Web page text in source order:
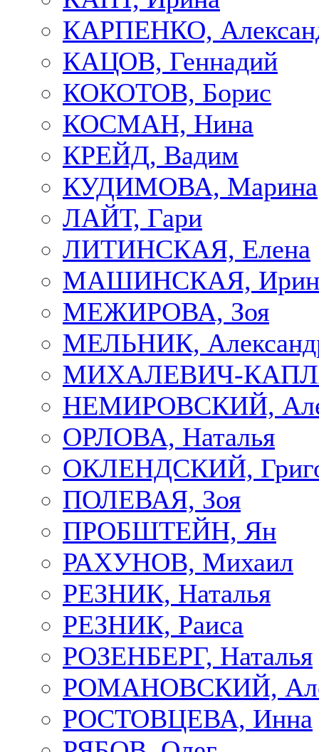
КАРПЕНКО,
КАЦОВ, Геннадий
КОКОТОВ, Борис
КОСМАН, Нина
КРЕЙД, Вадим
КУДИМОВА, Марина
ЛАЙТ, Гари
ЛИТИНСКАЯ, Елена
МАШИНСКАЯ,
МЕЖИРОВА, Зоя
МЕЛЬНИК,
МИХАЛЕВИЧ-
НЕМИРОВСКИЙ,
ОРЛОВА, Наталья
ОКЛЕНДСКИЙ,
ПОЛЕВАЯ, Зоя
ПРОБШТЕЙН, Ян
РАХУНОВ, Михаил
РЕЗНИК, Наталья
РЕЗНИК, Раиса
РОЗЕНБЕРГ, Наталья
РОМАНОВСКИЙ,
РОСТОВЦЕВА, Инна